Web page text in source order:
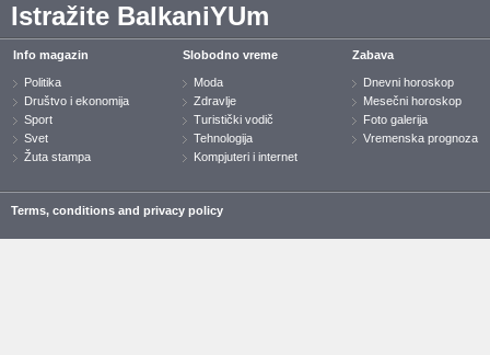
Istražite BalkaniYUm
Info magazin
Politika
Društvo i ekonomija
Sport
Svet
Žuta stampa
Slobodno vreme
Moda
Zdravlje
Turistički vodič
Tehnologija
Kompjuteri i internet
Zabava
Dnevni horoskop
Mesečni horoskop
Foto galerija
Vremenska prognoza
Terms, conditions and privacy policy